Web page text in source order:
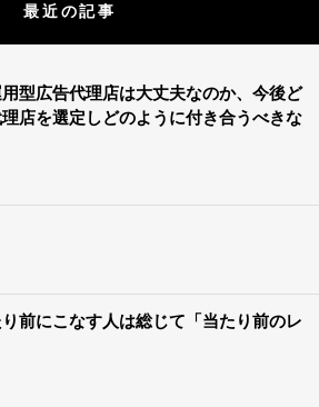
最近の記事
型広告代理店は大丈夫なのか、今後ど
店を選定しどのように付き合うべきな
前にこなす人は総じて「当たり前のレ